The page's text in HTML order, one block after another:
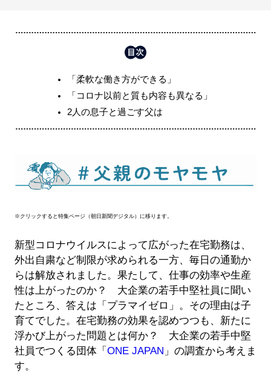
「柔軟な働き方ができる」
「コロナ以前と質も内容も異なる」
2人の息子と過ごす父は
※クリックすると特集ページ（朝日新聞デジタル）に移ります。
新型コロナウイルスによって広がった在宅勤務は、
外出自粛など制限が求められる一方、毎日の通勤か
らは解放されました。果たして、仕事の効率や生産
性は上がったのか？ 大企業の若手中堅社員に聞い
たところ、答えは「プラマイゼロ」。その理由は子
育てでした。在宅勤務の効果を認めつつも、新たに
浮かび上がった問題とは何か？ 大企業の若手中堅
社員でつくる団体「 ONE JAPAN 」の調査から考えま
す。